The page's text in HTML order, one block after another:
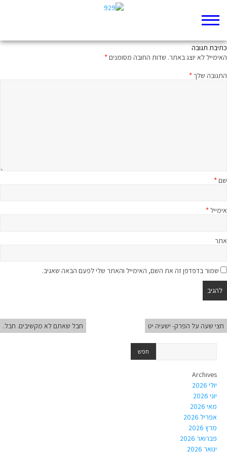
כתיבת תגובה
האימייל לא יוצג באתר. שדות החובה מסומנים*
התגובה שלך*
שם*
אימייל *
אתר
שמור בדפדפן זה את השם, האימייל והאתר שלי לפעם הבאה שאגיב.
חצי שעה על הפרק- ישעיה יט חבל שאתם לא מקשיבים. חבל.
Archives
יולי 2026
יוני 2026
מאי 2026
אפריל 2026
מרץ 2026
פברואר 2026
ינואר 2026